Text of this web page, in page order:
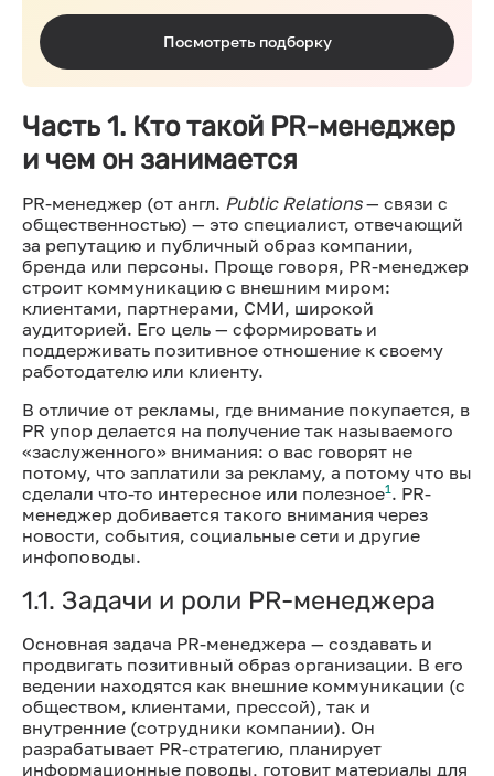
Посмотреть подборку
Часть 1. Кто такой PR-менеджер
и чем он занимается
PR-менеджер (от англ. Public Relations— связи с
общественностью) — это специалист, отвечающий
за репутацию и публичный образ компании,
бренда или персоны. Проще говоря, PR-менеджер
строит коммуникацию с внешним миром:
клиентами, партнерами, СМИ, широкой
аудиторией. Его цель — сформировать и
поддерживать позитивное отношение к своему
работодателю или клиенту.
В отличие от рекламы, где внимание покупается, в
PR упор делается на получение так называемого
«заслуженного» внимания: о вас говорят не
потому, что заплатили за рекламу, а потому что вы
сделали что-то интересное или полезное1 . PR-
менеджер добивается такого внимания через
новости, события, социальные сети и другие
инфоповоды.
1.1. Задачи и роли PR-менеджера
Основная задача PR-менеджера — создавать и
продвигать позитивный образ организации. В его
ведении находятся как внешние коммуникации (с
обществом, клиентами, прессой), так и
внутренние (сотрудники компании). Он
разрабатывает PR-стратегию, планирует
информационные поводы, готовит материалы для